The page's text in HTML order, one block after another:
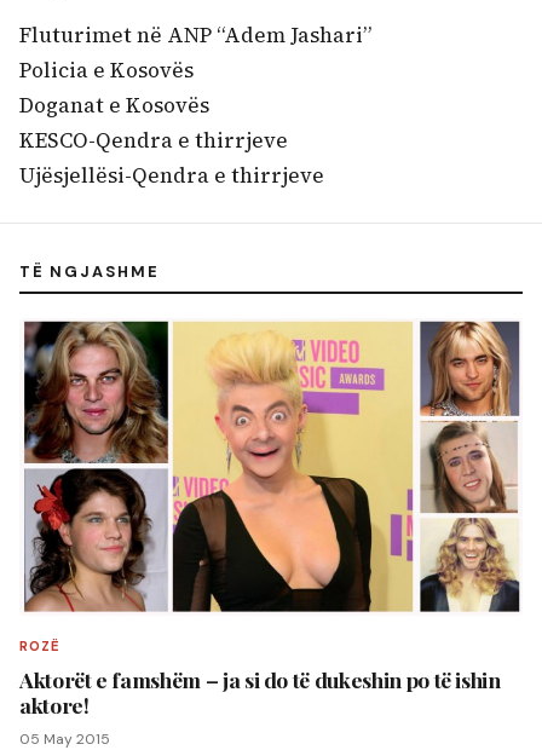
Fluturimet në ANP “Adem Jashari”
Policia e Kosovës
Doganat e Kosovës
KESCO-Qendra e thirrjeve
Ujësjellësi-Qendra e thirrjeve
TË NGJASHME
ROZË
Aktorët e famshëm – ja si do të dukeshin po të ishin
aktore!
05 May 2015